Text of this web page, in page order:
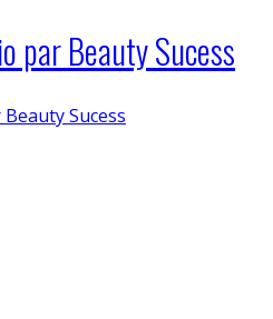
par Beauty Sucess